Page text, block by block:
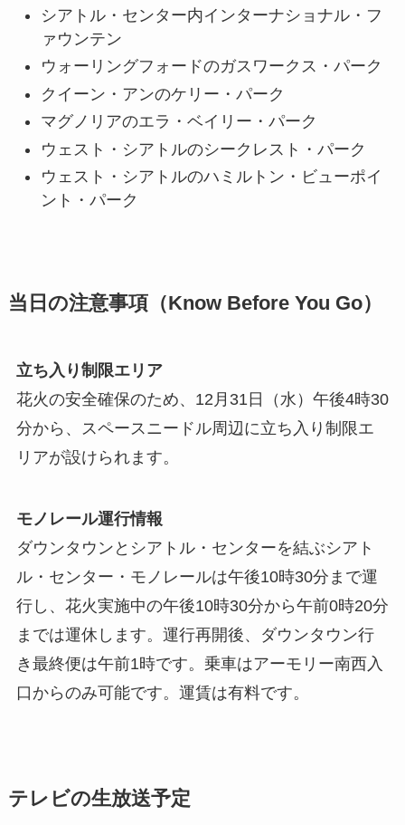
シアトル・センター内インターナショナル・フ
ァウンテン
ウォーリングフォードのガスワークス・パーク
クイーン・アンのケリー・パーク
マグノリアのエラ・ベイリー・パーク
ウェスト・シアトルのシークレスト・パーク
ウェスト・シアトルのハミルトン・ビューポイ
ント・パーク
当日の注意事項（Know Before You Go）
立ち入り制限エリア
花火の安全確保のため、12月31日（水）午後4時30
分から、スペースニードル周辺に立ち入り制限エ
リアが設けられます。
モノレール運行情報
ダウンタウンとシアトル・センターを結ぶシアト
ル・センター・モノレールは午後10時30分まで運
行し、花火実施中の午後10時30分から午前0時20分
までは運休します。運行再開後、ダウンタウン行
き最終便は午前1時です。乗車はアーモリー南西入
口からのみ可能です。運賃は有料です。
テレビの生放送予定